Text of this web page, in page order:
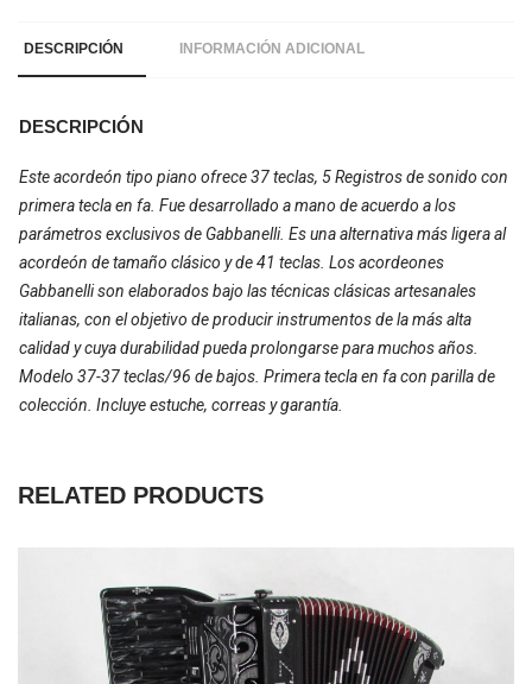
DESCRIPCIÓN INFORMACIÓN ADICIONAL
DESCRIPCIÓN
Este acordeón tipo piano ofrece 37 teclas, 5 Registros de sonido con
primera tecla en fa. Fue desarrollado a mano de acuerdo a los
parámetros exclusivos de Gabbanelli. Es una alternativa más ligera al
acordeón de tamaño clásico y de 41 teclas. Los acordeones
Gabbanelli son elaborados bajo las técnicas clásicas artesanales
italianas, con el objetivo de producir instrumentos de la más alta
calidad y cuya durabilidad pueda prolongarse para muchos años.
Modelo 37-37 teclas/96 de bajos. Primera tecla en fa con parilla de
colección. Incluye estuche, correas y garantía.
RELATED PRODUCTS